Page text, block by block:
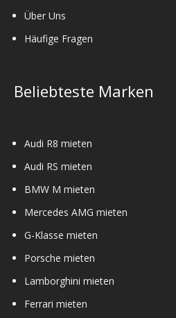
Über Uns
Häufige Fragen
Beliebteste Marken
Audi R8 mieten
Audi RS mieten
BMW M mieten
Mercedes AMG mieten
G-Klasse mieten
Porsche mieten
Lamborghini mieten
Ferrari mieten